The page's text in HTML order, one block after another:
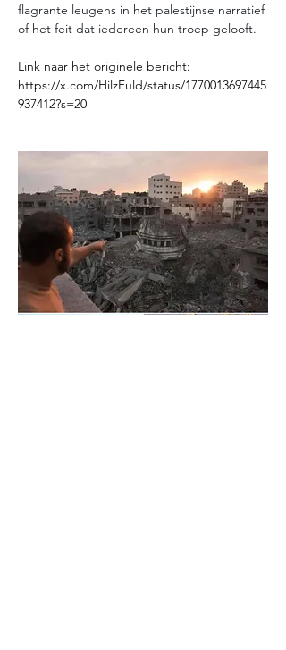
flagrante leugens in het palestijnse narratief
of het feit dat iedereen hun troep gelooft.
Link naar het originele bericht:
https://x.com/HilzFuld/status/1770013697445
937412?s=20